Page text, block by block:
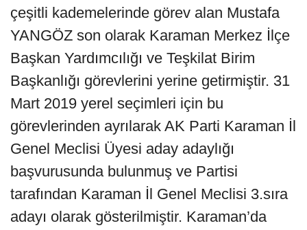
çeşitli kademelerinde görev alan Mustafa
YANGÖZ son olarak Karaman Merkez İlçe
Başkan Yardımcılığı ve Teşkilat Birim
Başkanlığı görevlerini yerine getirmiştir. 31
Mart 2019 yerel seçimleri için bu
görevlerinden ayrılarak AK Parti Karaman İl
Genel Meclisi Üyesi aday adaylığı
başvurusunda bulunmuş ve Partisi
tarafından Karaman İl Genel Meclisi 3.sıra
adayı olarak gösterilmiştir. Karaman’da